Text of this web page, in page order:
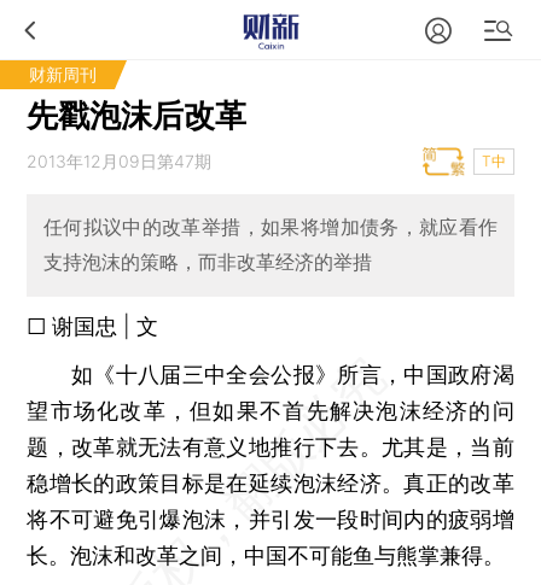
财新周刊
先戳泡沫后改革
2013年12月09日第47期 T中
任何拟议中的改革举措，如果将增加债务，就应看作
支持泡沫的策略，而非改革经济的举措
□ 谢国忠 | 文
如《十八届三中全会公报》所言，中国政府渴
望市场化改革，但如果不首先解决泡沫经济的问
题，改革就无法有意义地推行下去。尤其是，当前
稳增长的政策目标是在延续泡沫经济。真正的改革
将不可避免引爆泡沫，并引发一段时间内的疲弱增
长。泡沫和改革之间，中国不可能鱼与熊掌兼得。